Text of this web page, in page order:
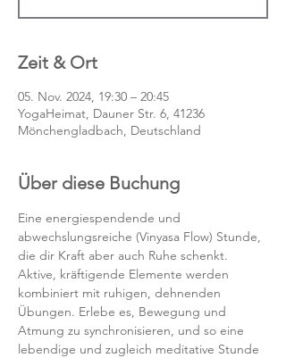
Zeit & Ort
05. Nov. 2024, 19:30 – 20:45
YogaHeimat, Dauner Str. 6, 41236
Mönchengladbach, Deutschland
Über diese Buchung
Eine energiespendende und
abwechslungsreiche (Vinyasa Flow) Stunde,
die dir Kraft aber auch Ruhe schenkt.
Aktive, kräftigende Elemente werden
kombiniert mit ruhigen, dehnenden
Übungen. Erlebe es, Bewegung und
Atmung zu synchronisieren, und so eine
lebendige und zugleich meditative Stunde